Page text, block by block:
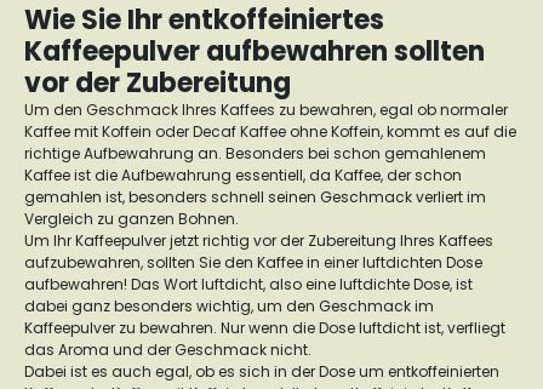
Wie Sie Ihr entkoffeiniertes
Kaffeepulver aufbewahren sollten
vor der Zubereitung
Um den Geschmack Ihres Kaffees zu bewahren, egal ob normaler
Kaffee mit Koffein oder Decaf Kaffee ohne Koffein, kommt es auf die
richtige Aufbewahrung an. Besonders bei schon gemahlenem
Kaffee ist die Aufbewahrung essentiell, da Kaffee, der schon
gemahlen ist, besonders schnell seinen Geschmack verliert im
Vergleich zu ganzen Bohnen.
Um Ihr Kaffeepulver jetzt richtig vor der Zubereitung Ihres Kaffees
aufzubewahren, sollten Sie den Kaffee in einer luftdichten Dose
aufbewahren! Das Wort luftdicht, also eine luftdichte Dose, ist
dabei ganz besonders wichtig, um den Geschmack im
Kaffeepulver zu bewahren. Nur wenn die Dose luftdicht ist, verfliegt
das Aroma und der Geschmack nicht.
Dabei ist es auch egal, ob es sich in der Dose um entkoffeinierten